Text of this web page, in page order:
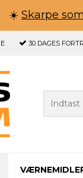
☀️ Skarpe
30 DAGES